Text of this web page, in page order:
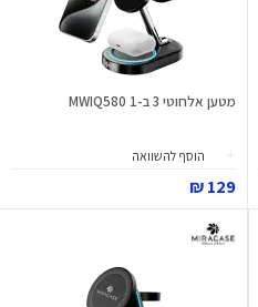
מטען אלחוטי 3 ב-1 MWIQ580
הוסף להשוואה
129 ₪